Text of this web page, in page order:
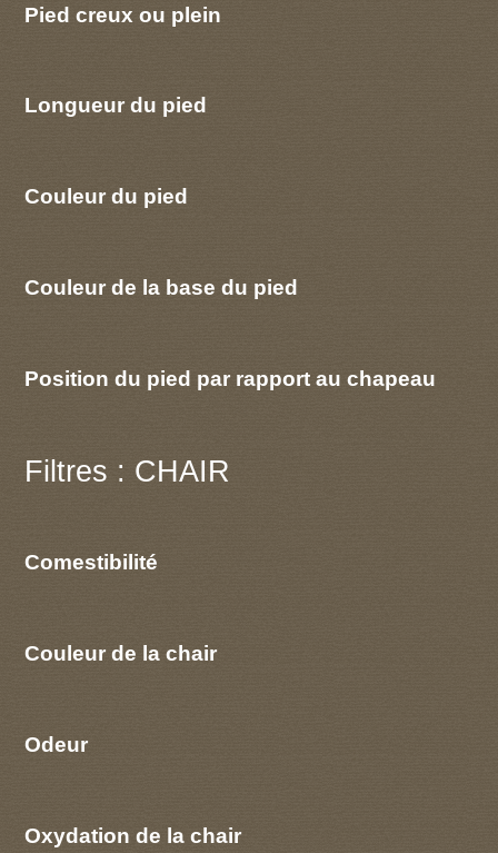
Pied creux ou plein
Longueur du pied
Couleur du pied
Couleur de la base du pied
Position du pied par rapport au chapeau
Filtres : CHAIR
Comestibilité
Couleur de la chair
Odeur
Oxydation de la chair